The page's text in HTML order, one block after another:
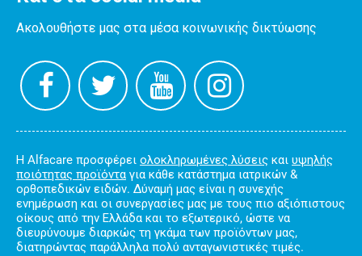
Ακολουθήστε μας στα μέσα κοινωνικής δικτύωσης
Η Alfacare προσφέρει ολοκληρωμένες λύσεις και υψηλής
ποιότητας προϊόντα για κάθε κατάστημα ιατρικών &
ορθοπεδικών ειδών. Δύναμή μας είναι η συνεχής
ενημέρωση και οι συνεργασίες μας με τους πιο αξιόπιστους
οίκους από την Ελλάδα και το εξωτερικό, ώστε να
διευρύνουμε διαρκώς τη γκάμα των προϊόντων μας,
διατηρώντας παράλληλα πολύ ανταγωνιστικές τιμές.